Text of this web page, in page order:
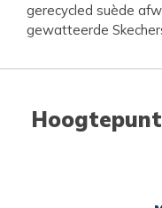
gerecycled suède
gewatteerde